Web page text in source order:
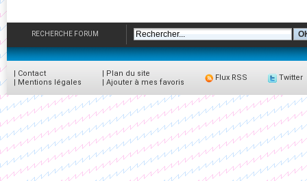
RECHERCHE FORUM
| Contact
| Mentions légales
| Plan du site
| Ajouter à mes favoris
Flux RSS Twitter